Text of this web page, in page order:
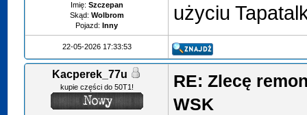
Imię: Szczepan
Skąd: Wolbrom
Pojazd: Inny
użyciu
22-05-2026 17:33:53
Kacperek_77u
kupie części do 50T1!
RE: Zlecę
WSK